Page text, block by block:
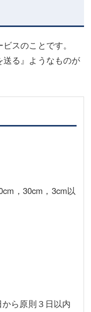
スのことです。
る』ようなものが
，30cm，3cm以
ら原則３日以内